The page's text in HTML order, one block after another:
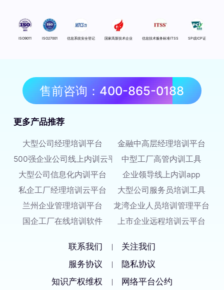
ISO9011 ISO27001 信息系统安全登记 国家高新技术企业 信息技术服务标准ITSS SP或ICP证
售前咨询：400-865-0188
更多产品推荐
大型公司经理培训平台
金融中高层经理培训平台
500强企业公司线上内训云平台中型工厂高管内训工具
大型公司信息化内训平台
企业领导线上内训app
私企工厂经理培训云平台
大型公司服务员培训工具
兰州企业管理培训平台
龙湾企业人员培训管理平台
国企工厂在线培训软件
上市企业远程培训云平台
联系我们 |
关注我们
服务协议
|
隐私协议
知识产权维权
| 网络平台公约